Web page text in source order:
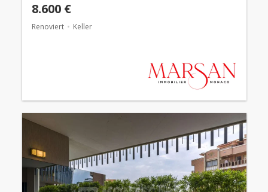
8.600 €
Renoviert Keller